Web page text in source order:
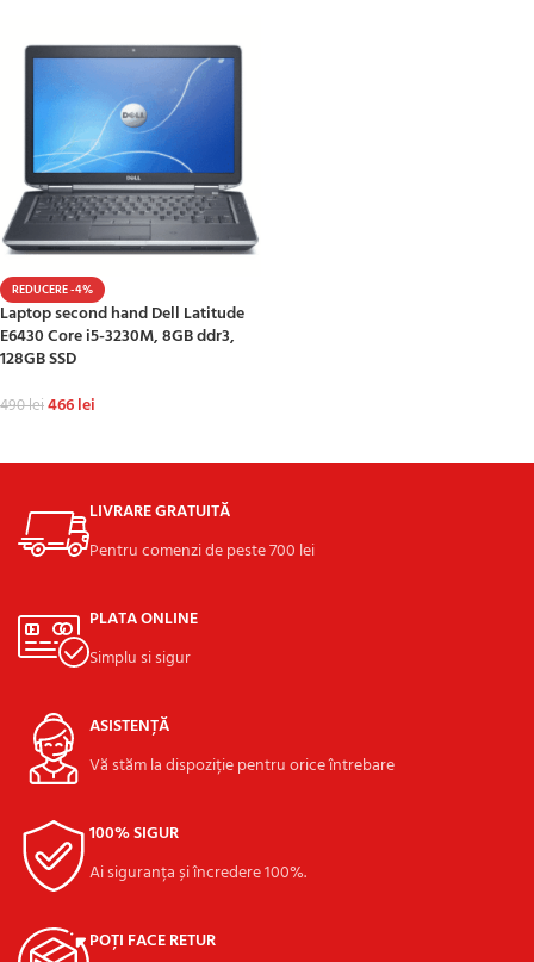
REDUCERE -4%
Laptop second hand Dell Latitude
E6430 Core i5-3230M, 8GB ddr3,
128GB SSD
490lei466lei
LIVRARE GRATUITĂ
Pentru comenzi de peste 700 lei
PLATA ONLINE
Simplu si sigur
ASISTENȚĂ
Vă stăm la dispoziție pentru orice întrebare
100% SIGUR
Ai siguranța și încredere 100%.
POȚI FACE RETUR